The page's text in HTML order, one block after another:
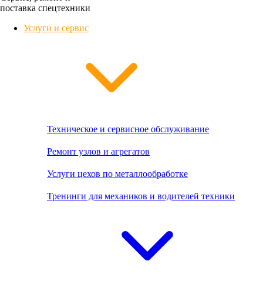
поставка спецтехники
Услуги и сервис
Техническое и сервисное обслуживание
Ремонт узлов и агрегатов
Услуги цехов по металлообработке
Тренинги для механиков и водителей техники